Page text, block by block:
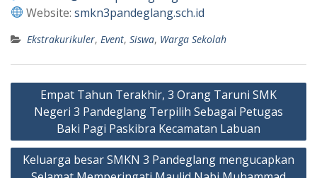
Website:smkn3pandeglang.sch.id
Ekstrakurikuler, Event, Siswa, Warga Sekolah
Post
navigation
Empat Tahun Terakhir, 3 Orang Taruni SMK
Negeri 3 Pandeglang Terpilih Sebagai Petugas
Baki Pagi Paskibra Kecamatan Labuan
Keluarga besar SMKN 3 Pandeglang mengucapkan